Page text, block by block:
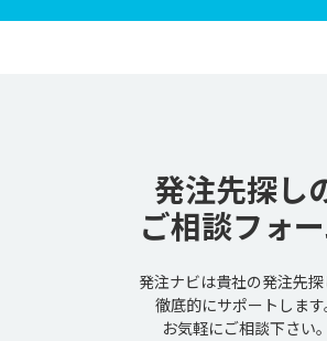
発注先探し
ご相談フォ
発注ナビは貴社の発注先探
徹底的にサポートします
お気軽にご相談下さい。